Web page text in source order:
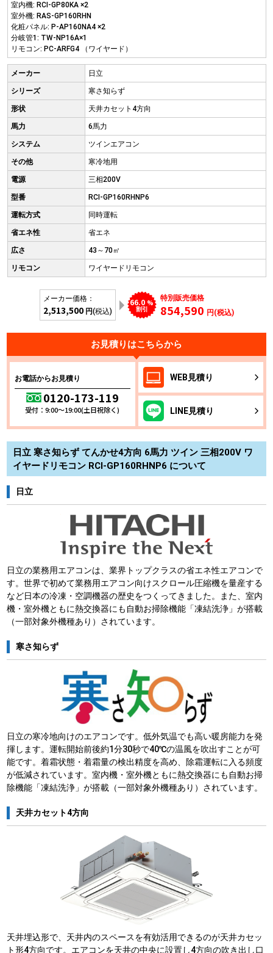
室内機: RCI-GP80KA ×2
室外機: RAS-GP160RHN
化粧パネル: P-AP160NA4 ×2
分岐管1: TW-NP16A×1
リモコン: PC-ARFG4 （ワイヤード）
メーカー 日立
シリーズ 寒さ知らず
形状 天井カセット4方向
馬力 6馬力
システム ツインエアコン
その他 寒冷地用
電源 三相200V
型番 RCI-GP160RHNP6
運転方式 同時運転
省エネ性 省エネ
広さ 43～70㎡
リモコン ワイヤードリモコン
メーカー価格：
2,513,500 円(税込)
66.0 %
割引
特別販売価格
854,590 円(税込)
お見積りはこちらから
お電話からお見積り
0120-173-119
受付：9:00～19:00(土日祝除く)
WEB 見積り
LINE見積り
日立 寒さ知らず てんかせ4方向 6馬力 ツイン 三相200V ワ
イヤードリモコン RCI-GP160RHNP6 について
日立
日立の業務用エアコンは、業界トップクラスの省エネ性エアコンで
す。世界で初めて業務用エアコン向けスクロール圧縮機を量産する
など日本の冷凍・空調機器の歴史をつくってきました。また、室内
機・室外機ともに熱交換器にも自動お掃除機能「凍結洗浄」が搭載
（一部対象外機種あり）されています。
寒さ知らず
日立の寒冷地向けのエアコンです。低外気温でも高い暖房能力を発
揮します。運転開始前後約1分30秒で40℃の温風を吹出すことが可
能です。着霜状態・着霜量の検出精度を高め、除霜運転に入る頻度
が低減されています。室内機・室外機ともに熱交換器にも自動お掃
除機能「凍結洗浄」が搭載（一部対象外機種あり）されています。
天井カセット4方向
天井埋込形で、天井内のスペースを有効活用できるのが天井カセッ
ト形4方向です。エアコンを天井の中央に設置し4方向の吹き出し口